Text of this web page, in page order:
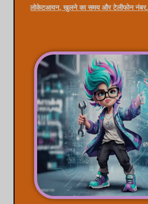
लोकेटआयन, खुलने का समयऔरटेलीफोन नंबर.